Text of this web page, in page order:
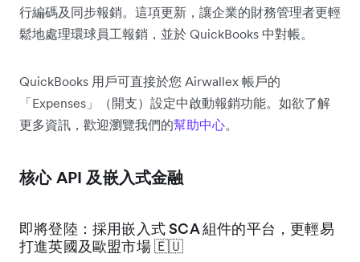
行編碼及同步報銷。這項更新，讓企業的財務管理者更輕
鬆地處理環球員工報銷，並於 QuickBooks 中對帳。
QuickBooks 用戶可直接於您 Airwallex 帳戶的
「Expenses」（開支）設定中啟動報銷功能。如欲了解
更多資訊，歡迎瀏覽我們的幫助中心。
核心 API 及嵌入式金融
即將登陸：採用嵌入式 SCA 組件的平台，更輕易
打進英國及歐盟市場 🇪🇺